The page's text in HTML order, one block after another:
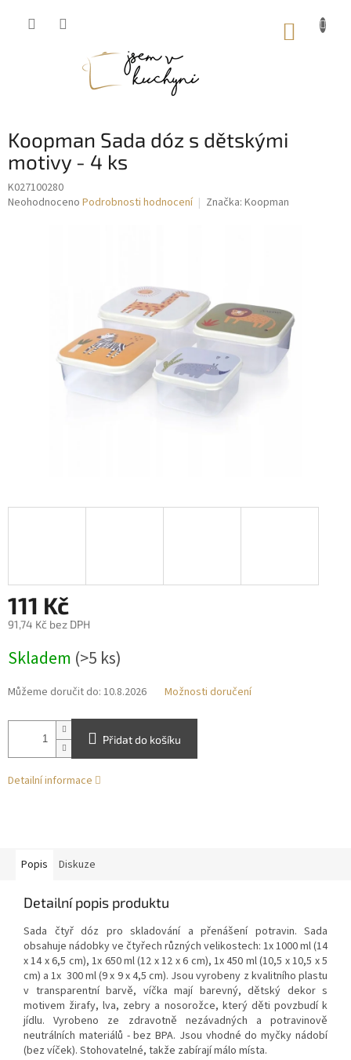
Koopman Sada dóz s dětskými
motivy - 4 ks
K027100280
Průměrné
Neohodnoceno Podrobnosti hodnocení Značka: Koopman
111 Kč
91,74 Kč bez DPH
cena:
Skladem (>5 ks)
Můžeme doručit do: 10.8.2026 Možnosti doručení
Přidat do košíku
Detailní informace
Popis Diskuze
Detailní popis produktu
Sada čtyř dóz pro skladování a přenášení potravin. Sada
obsahuje nádobky ve čtyřech různých velikostech: 1x 1000 ml (14
x 14 x 6,5 cm), 1x 650 ml (12 x 12 x 6 cm), 1x 450 ml (10,5 x 10,5 x 5
cm) a 1x 300 ml (9 x 9 x 4,5 cm). Jsou vyrobeny z kvalitního plastu
v transparentní barvě, víčka mají barevný, dětský dekor s
motivem žirafy, lva, zebry a nosorožce, který děti povzbudí k
jídlu. Vyrobeno ze zdravotně nezávadných a potravinově
neutrálních materiálů - bez BPA. Jsou vhodné do myčky nádobí
(bez víček). Stohovatelné, takže zabírají málo místa.